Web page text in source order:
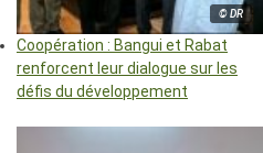
© DR
Coopération : Bangui et Rabat
renforcent leur dialogue sur les
défis du développement